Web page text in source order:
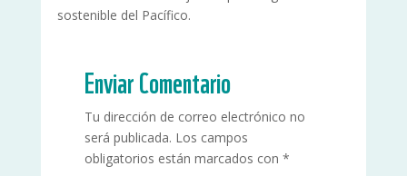
sostenible del Pacífico.
Enviar Comentario
Tu dirección de correo electrónico no
será publicada. Los campos
obligatorios están marcados con *